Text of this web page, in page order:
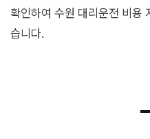
확인하여 수원 대리운전 비용
습니다.